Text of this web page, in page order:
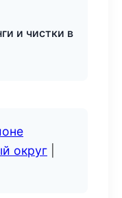
и чистки в
округ